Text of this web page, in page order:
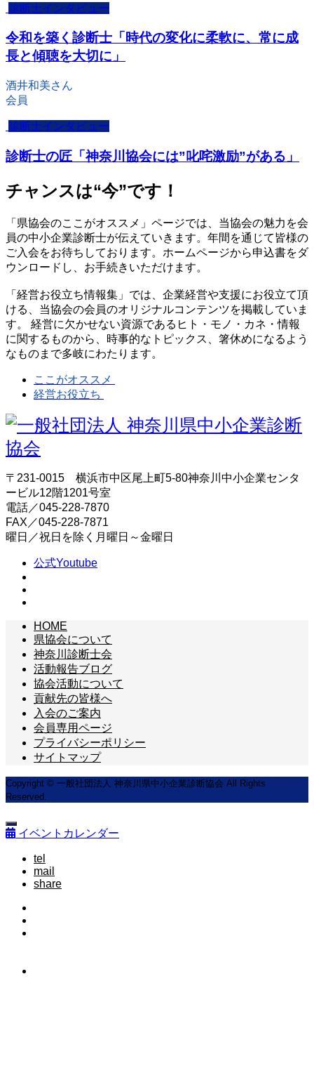
診断士インタビュー
令和を築く診断士「時代の変化に柔軟に、常に成
長と傾聴を大切に」
酒井和美さん
会員
診断士インタビュー
診断士の匠「神奈川協会には”叱咤激励”がある」
チャンスは“今”です！
「県協会のここがオススメ」ページでは、当協会の魅力を会
員の中小企業診断士が伝えていきます。年間を通じて皆様の
ご入会をお待ちしております。ホームページから申込書をダ
ウンロードし、お手続きいただけます。
「経営お役立ち情報集」では、企業経営や支援にお役立て頂
ける、当協会の会員のオリジナルコンテンツを掲載していま
す。 経営に欠かせない資源であるヒト・モノ・カネ・情報
に関するものから、時事的なトピックス、箸休めになるよう
なものまで多岐にわたります。
ここがオススメ
経営お役立ち
〒231-0015 横浜市中区尾上町5-80神奈川中小企業センタ
ービル12階1201号室
電話／045-228-7870
FAX／045-228-7871
曜日／祝日を除く月曜日～金曜日
公式Youtube
HOME
県協会について
神奈川診断士会
活動報告ブログ
協会活動について
貢献先の皆様へ
入会のご案内
会員専用ページ
プライバシーポリシー
サイトマップ
Copyright © 一般社団法人 神奈川県中小企業診断協会 All Rights
Reserved.
イベントカレンダー
tel
mail
share